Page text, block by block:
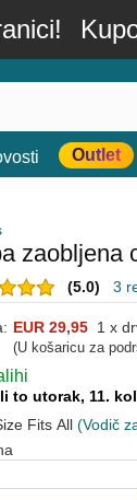
Outlet
zaobljena
(5.0) 3
EUR 29,95 1 x
(U košaricu za
to utorak, 11.
Fits All (Vodič